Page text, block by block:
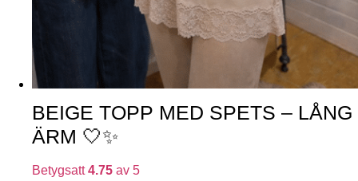
BEIGE TOPP MED SPETS – LÅNG
ÄRM 🤍✨
Betygsatt4.75 av 5